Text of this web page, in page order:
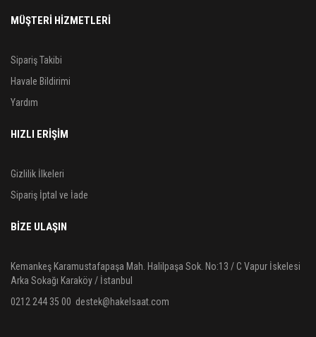
MÜŞTERİ HİZMETLERİ
Sipariş Takibi
Havale Bildirimi
Yardım
HIZLI ERİŞİM
Gizlilik İlkeleri
Sipariş İptal ve İade
BIZE ULAŞIN
Kemankeş Karamustafapaşa Mah. Halilpaşa Sok. No:13 / C Vapur İskelesi
Arka Sokağı Karaköy / İstanbul
0212 244 35 00 destek@hakelsaat.com